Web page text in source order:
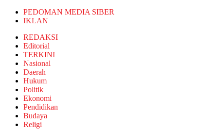
PEDOMAN MEDIA SIBER
IKLAN
REDAKSI
Editorial
TERKINI
Nasional
Daerah
Hukum
Politik
Ekonomi
Pendidikan
Budaya
Religi